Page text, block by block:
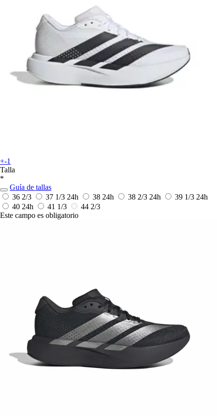
+-1
Talla
*
Guía de tallas
36 2/3
37 1/3 24h 38 24h 38 2/3 24h 39 1/3 24h
40 24h 41 1/3
44 2/3
Este campo es obligatorio